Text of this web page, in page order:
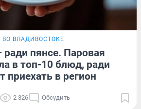
ВЛАДИВОСТОКЕ
пянсе. Паровая
в топ-10 блюд, ради
приехать в регион
2 326 Обсудить